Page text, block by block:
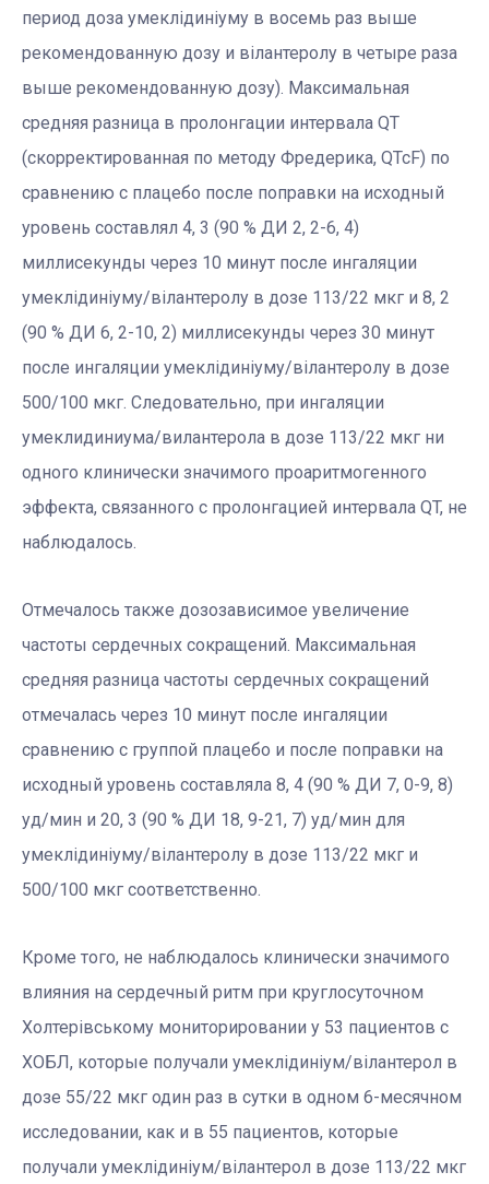
период доза умеклідиніуму в восемь раз выше
рекомендованную дозу и вілантеролу в четыре раза
выше рекомендованную дозу). Максимальная
средняя разница в пролонгации интервала QT
(скорректированная по методу Фредерика, QTcF) по
сравнению с плацебо после поправки на исходный
уровень составлял 4, 3 (90 % ДИ 2, 2-6, 4)
миллисекунды через 10 минут после ингаляции
умеклідиніуму/вілантеролу в дозе 113/22 мкг и 8, 2
(90 % ДИ 6, 2-10, 2) миллисекунды через 30 минут
после ингаляции умеклідиніуму/вілантеролу в дозе
500/100 мкг. Следовательно, при ингаляции
умеклидиниума/вилантерола в дозе 113/22 мкг ни
одного клинически значимого проаритмогенного
эффекта, связанного с пролонгацией интервала QT, не
наблюдалось.
Отмечалось также дозозависимое увеличение
частоты сердечных сокращений. Максимальная
средняя разница частоты сердечных сокращений
отмечалась через 10 минут после ингаляции
сравнению с группой плацебо и после поправки на
исходный уровень составляла 8, 4 (90 % ДИ 7, 0-9, 8)
уд/мин и 20, 3 (90 % ДИ 18, 9-21, 7) уд/мин для
умеклідиніуму/вілантеролу в дозе 113/22 мкг и
500/100 мкг соответственно.
Кроме того, не наблюдалось клинически значимого
влияния на сердечный ритм при круглосуточном
Холтерівському мониторировании у 53 пациентов с
ХОБЛ, которые получали умеклідиніум/вілантерол в
дозе 55/22 мкг один раз в сутки в одном 6-месячном
исследовании, как и в 55 пациентов, которые
получали умеклідиніум/вілантерол в дозе 113/22 мкг